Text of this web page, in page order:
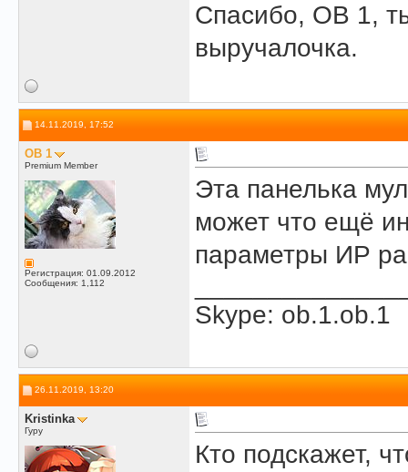
Спасибо, OB 1,
выручалочка.
14.11.2019, 17:52
OB 1
Premium Member
Регистрация: 01.09.2012
Сообщения: 1,112
Эта панелька
может что ещё
параметры ИР
Skype: ob.1.ob.1
26.11.2019, 13:20
Kristinka
Гуру
Кто подскажет,